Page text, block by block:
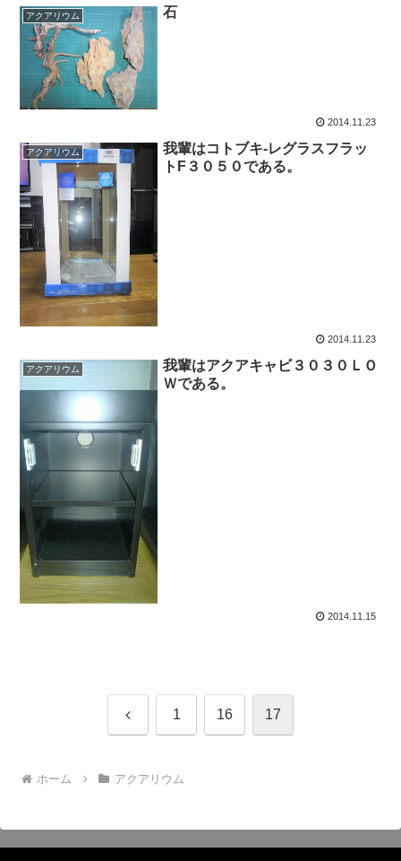
アクアリウム 石
2014.11.23
アクアリウム
我輩はコトブキ-レグラスフラッ
トF３０５０である。
2014.11.23
アクアリウム
我輩はアクアキャビ３０３０ＬＯ
Ｗである。
2014.11.15
前 1 16 17
ホーム アクアリウム